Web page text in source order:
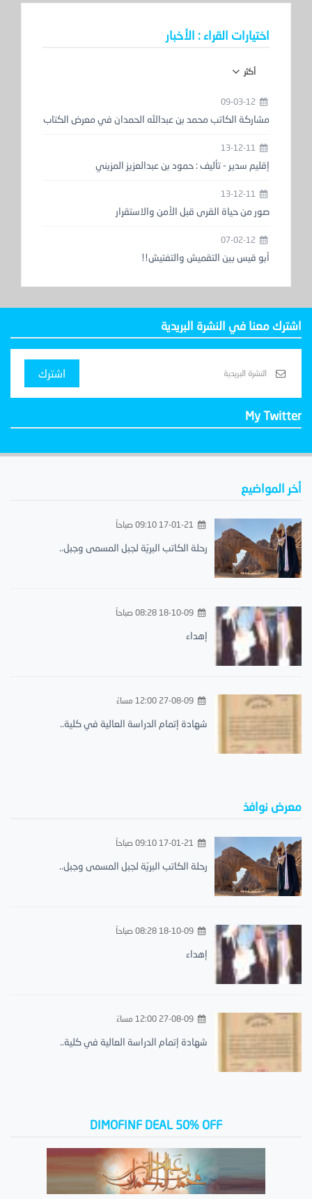
اختيارات القراء : الأخبار
أكثر
مشاركة الكاتب محمد بن عبدالله الحمدان في معرض الكتاب
إقليم سدير - تأليف : حمود بن عبدالعزيز المزيني
صور من حياة القرى قبل الأمن والاستقرار
أبو قيس بين التقميش والتفتيش!!
اشترك معنا في النشرة البريدية
اشترك
My Twitter
أخر المواضيع
17-01-21 09:10 صباحاً
رحلة الكاتب البريّة لجبل المسمى وجبل..
18-10-09 08:28 صباحاً
إهداء
27-08-09 12:00 مساءً
شهادة إتمام الدراسة العالية في كلية..
معرض نوافذ
17-01-21 09:10 صباحاً
رحلة الكاتب البريّة لجبل المسمى وجبل..
18-10-09 08:28 صباحاً
إهداء
27-08-09 12:00 مساءً
شهادة إتمام الدراسة العالية في كلية..
DIMOFINF DEAL 50% OFF